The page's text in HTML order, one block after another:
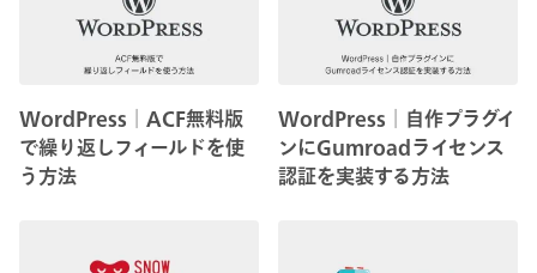
WordPress│ACF無料版
で繰り返しフィールドを使
う方法
WordPress│自作プラグイ
ンにGumroadライセンス
認証を実装する方法